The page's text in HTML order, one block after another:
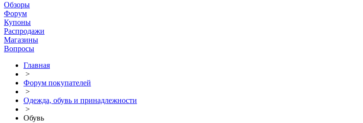
Обзоры
Форум
Купоны
Распродажи
Магазины
Вопросы
Главная
>
Форум покупателей
>
Одежда, обувь и принадлежности
>
Обувь